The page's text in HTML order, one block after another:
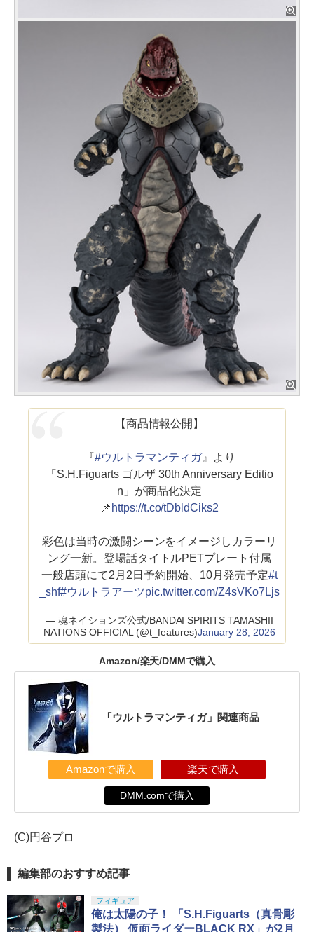
【商品情報公開】
『#ウルトラマンティガ』より
「S.H.Figuarts ゴルザ 30th Anniversary Editio
n」が商品化決定
📌 https://t.co/tDbldCiks2
彩色は当時の激闘シーンをイメージしカラーリ
ング一新。登場話タイトルPETプレート付属
一般店頭にて2月2日予約開始、10月発売予定#t
_shf#ウルトラアーツpic.twitter.com/Z4sVKo7Ljs
— 魂ネイションズ公式/BANDAI SPIRITS TAMASHII
NATIONS OFFICIAL (@t_features)January 28, 2026
Amazon/楽天/DMMで購入
「ウルトラマンティガ」関連商品
Amazonで購入 楽天で購入
DMM.comで購入
(C)円谷プロ
編集部のおすすめ記事
フィギュア
俺は太陽の子！ 「S.H.Figuarts（真骨彫
製法） 仮面ライダーBLACK RX」が2月